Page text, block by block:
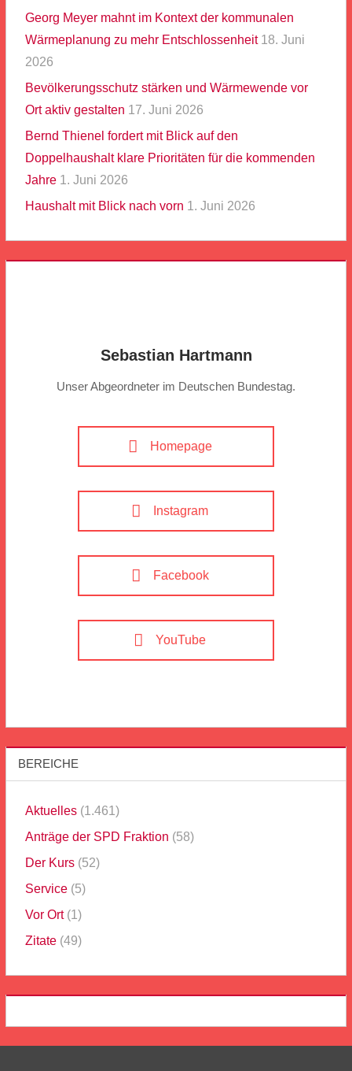
Georg Meyer mahnt im Kontext der kommunalen
Wärmeplanung zu mehr Entschlossenheit 18. Juni
2026
Bevölkerungsschutz stärken und Wärmewende vor
Ort aktiv gestalten 17. Juni 2026
Bernd Thienel fordert mit Blick auf den
Doppelhaushalt klare Prioritäten für die kommenden
Jahre 1. Juni 2026
Haushalt mit Blick nach vorn 1. Juni 2026
Sebastian Hartmann
Unser Abgeordneter im Deutschen Bundestag.
Homepage
Instagram
Facebook
YouTube
BEREICHE
Aktuelles(1.461)
Anträge der SPD Fraktion (58)
Der Kurs(52)
Service(5)
Vor Ort(1)
Zitate(49)